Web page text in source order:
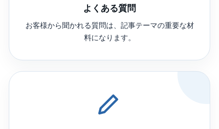
よくある質問
お客様から聞かれる質問は、記事テーマの重要な材
料になります。